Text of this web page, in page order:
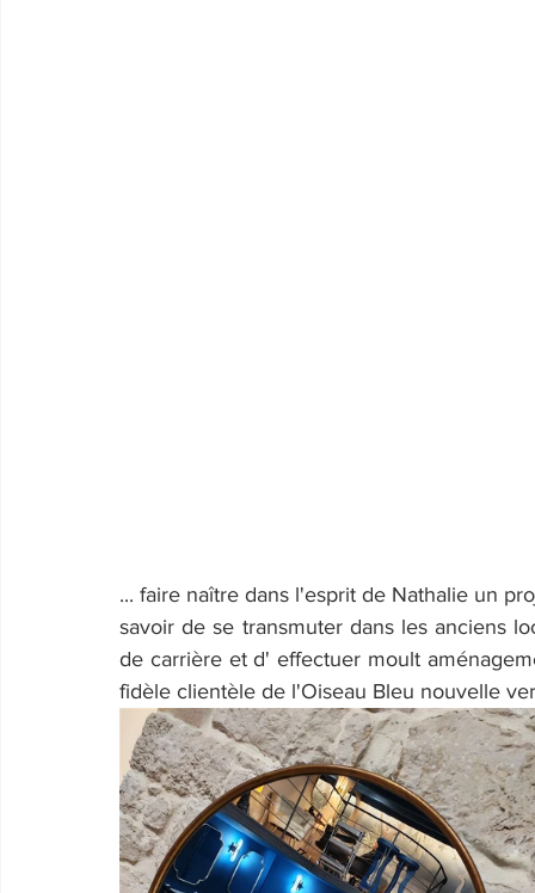
... faire naître dans l'esprit de Nathalie un
savoir de se transmuter dans les anciens
de carrière et d' effectuer moult
fidèle clientèle de l'Oiseau Bleu nouvelle